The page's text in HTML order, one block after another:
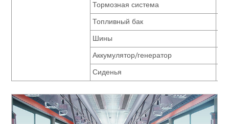
Тормозная система
Топливный бак
Шины
Аккумулятор/генератор
Сиденья